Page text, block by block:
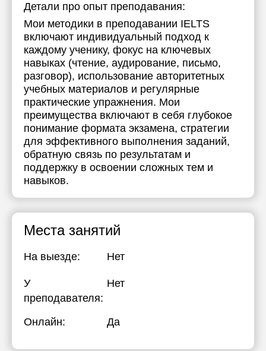
Детали про опыт преподавания:
Мои методики в преподавании IELTS
включают индивидуальный подход к
каждому ученику, фокус на ключевых
навыках (чтение, аудирование, письмо,
разговор), использование авторитетных
учебных материалов и регулярные
практические упражнения. Мои
преимущества включают в себя глубокое
понимание формата экзамена, стратегии
для эффективного выполнения заданий,
обратную связь по результатам и
поддержку в освоении сложных тем и
навыков.
Места занятий
На выезде: Нет
У
преподавателя:
Нет
Онлайн: Да
19:30
20:00
20:30
21:00